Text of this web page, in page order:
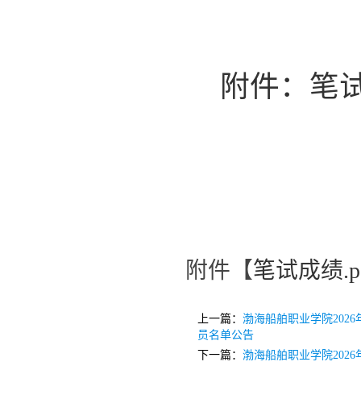
附件：笔
附件【笔试成绩
上一篇： 渤海船舶职业学院
员名单公告
下一篇： 渤海船舶职业学院